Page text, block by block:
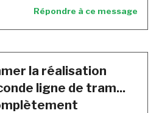
Répondre à ce message
la réalisation
ligne de tram...